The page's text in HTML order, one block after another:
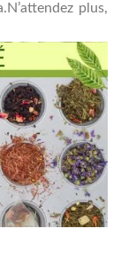
plus,